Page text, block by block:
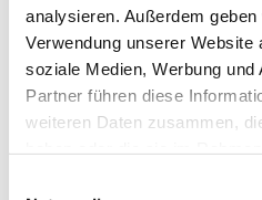
analysieren. Außerdem
Verwendung unserer Website
soziale Medien, Werbung
Partner führen diese
weiteren Daten zusammen,